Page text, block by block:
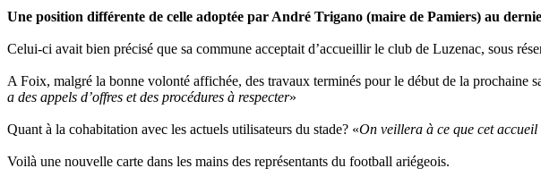
Une position différente de celle adoptée par André Trigano (maire de Pamiers) au
Celui-ci avait bien précisé que sa commune acceptait d’accueillir le club de Luzenac, sous
A Foix, malgré la bonne volonté affichée, des travaux terminés pour le début de la prochaine
a des appels d’offres et des procédures à respecter»
Quant à la cohabitation avec les actuels utilisateurs du stade? «On veillera à ce que cet accueil
Voilà une nouvelle carte dans les mains des représentants du football ariégeois.